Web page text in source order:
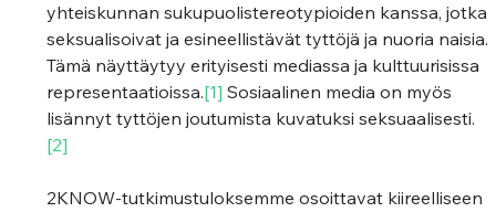
yhteiskunnan sukupuolistereotypioiden kanssa, jotka
seksualisoivat ja esineellistävät tyttöjä ja nuoria naisia.
Tämä näyttäytyy erityisesti mediassa ja kulttuurisissa
representaatioissa.[1] Sosiaalinen media on myös
lisännyt tyttöjen joutumista kuvatuksi seksuaalisesti.
[2]
2KNOW-tutkimustuloksemme osoittavat kiireelliseen